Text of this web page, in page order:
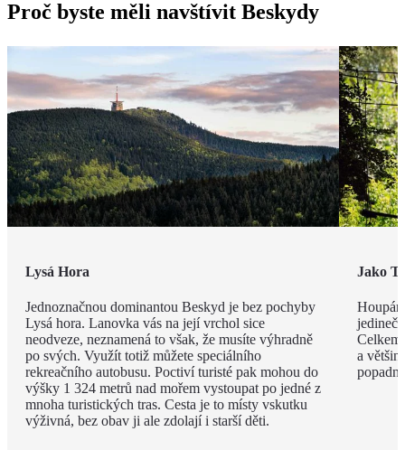
Proč byste měli navštívit Beskydy
Lysá Hora
Jednoznačnou dominantou Beskyd je bez pochyby
Lysá hora. Lanovka vás na její vrchol sice
neodveze, neznamená to však, že musíte výhradně
po svých. Využít totiž můžete speciálního
rekreačního autobusu. Poctiví turisté pak mohou do
výšky 1 324 metrů nad mořem vystoupat po jedné z
mnoha turistických tras. Cesta je to místy vskutku
výživná, bez obav ji ale zdolají i starší děti.
Jako
Celkem
a